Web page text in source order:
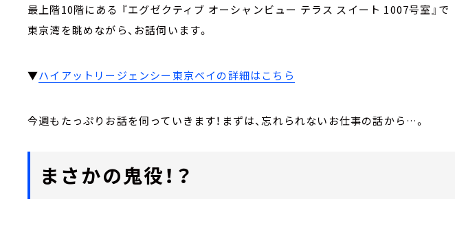
最上階10階にある 『エグゼクティブ オーシャンビュー テラス スイート 1007号室』で
東京湾を眺めながら、お話伺います。
▼ハイアットリージェンシー東京ベイの詳細はこちら
今週もたっぷりお話を伺っていきます！まずは、忘れられないお仕事の話から…。
まさかの鬼役！？